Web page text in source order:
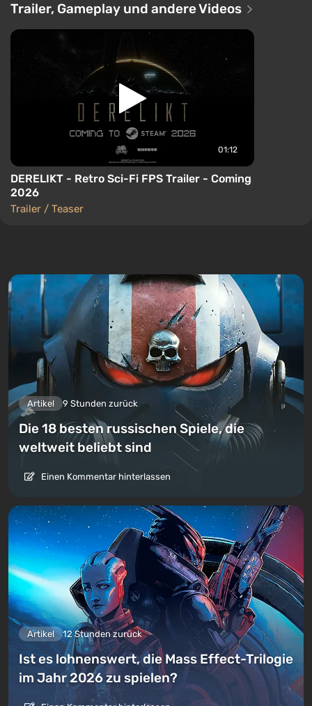
Trailer, Gameplay und andere Videos
01:12
DERELIKT - Retro Sci-Fi FPS Trailer - Coming
2026
Trailer / Teaser
Artikel 9 Stunden zurück
Die 18 besten russischen Spiele, die
weltweit beliebt sind
Einen Kommentar hinterlassen
Artikel 12 Stunden zurück
Ist es lohnenswert, die Mass Effect-Trilogie
im Jahr 2026 zu spielen?